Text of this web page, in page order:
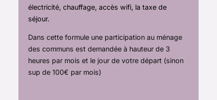
électricité, chauffage, accès wifi, la taxe de
séjour.
Dans cette formule une participation au ménage
des communs est demandée à hauteur de 3
heures par mois et le jour de votre départ (sinon
sup de 100€ par mois)